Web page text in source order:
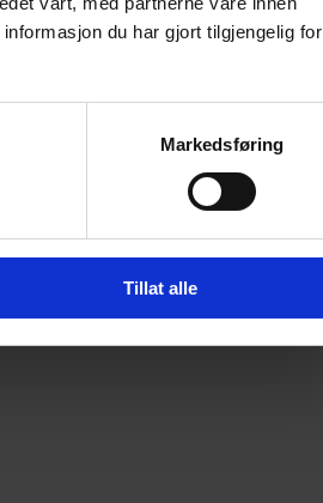
du har gjort tilgjengelig for
Markedsføring
Tillat alle